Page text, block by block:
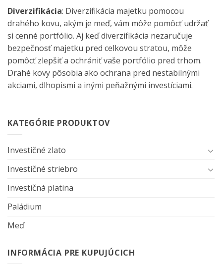
Diverzifikácia: Diverzifikácia majetku pomocou
drahého kovu, akým je meď, vám môže pomôcť udržať
si cenné portfólio. Aj keď diverzifikácia nezaručuje
bezpečnosť majetku pred celkovou stratou, môže
pomôcť zlepšiť a ochrániť vaše portfólio pred trhom.
Drahé kovy pôsobia ako ochrana pred nestabilnými
akciami, dlhopismi a inými peňažnými investíciami.
KATEGÓRIE PRODUKTOV
Investičné zlato
Investičné striebro
Investičná platina
Paládium
Meď
INFORMÁCIA PRE KUPUJÚCICH